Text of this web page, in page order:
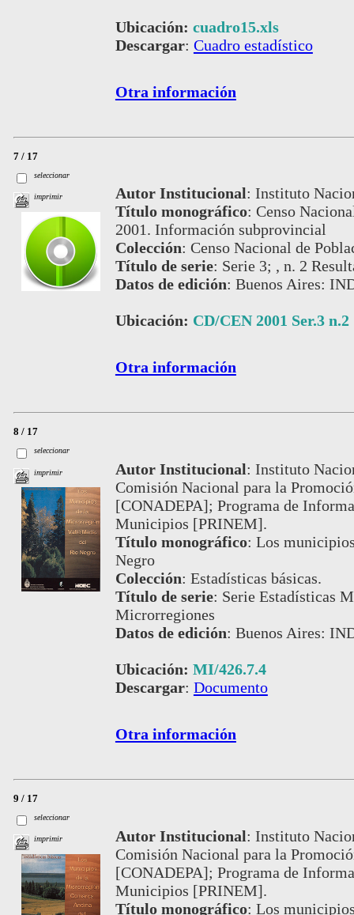
Ubicación: cuadro15.xls
Descargar: Cuadro estadístico
Otra información
7 / 17
seleccionar
imprimir Autor Institucional: Instituto
Título monográfico: Censo
2001. Información subprovincial
Colección: Censo Nacional de
Título de serie: Serie 3; , n. 2
Datos de edición: Buenos Aires:
Ubicación: CD/CEN 2001 Ser.3 n.2
Otra información
8 / 17
seleccionar
imprimir Autor Institucional: Instituto
Comisión Nacional para la
[CONADEPA]; Programa de
Municipios [PRINEM].
Título monográfico: Los
Negro
Colección: Estadísticas básicas.
Título de serie: Serie Estadísticas
Microrregiones
Datos de edición: Buenos Aires:
Ubicación: MI/426.7.4
Descargar: Documento
Otra información
9 / 17
seleccionar
imprimir Autor Institucional: Instituto
Comisión Nacional para la
[CONADEPA]; Programa de
Municipios [PRINEM].
Título monográfico: Los